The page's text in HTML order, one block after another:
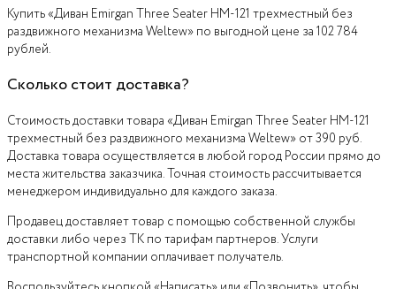
Купить «Диван Emirgan Three Seater HM-121 трехместный без
раздвижного механизма Weltew» по выгодной цене за 102 784
рублей.
Сколько стоит доставка?
Стоимость доставки товара «Диван Emirgan Three Seater HM-121
трехместный без раздвижного механизма Weltew» от 390 руб.
Доставка товара осуществляется в любой город России прямо до
места жительства заказчика. Точная стоимость рассчитывается
менеджером индивидуально для каждого заказа.
Продавец доставляет товар с помощью собственной службы
доставки либо через ТК по тарифам партнеров. Услуги
транспортной компании оплачивает получатель.